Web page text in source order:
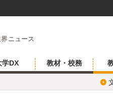
ニュース
学DX 教材・校務